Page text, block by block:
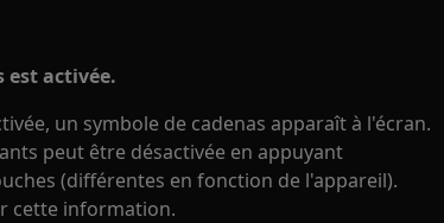
est activée.
un symbole de cadenas apparaît à l'écran.
peut être désactivée en appuyant
(différentes en fonction de l'appareil).
cette information.